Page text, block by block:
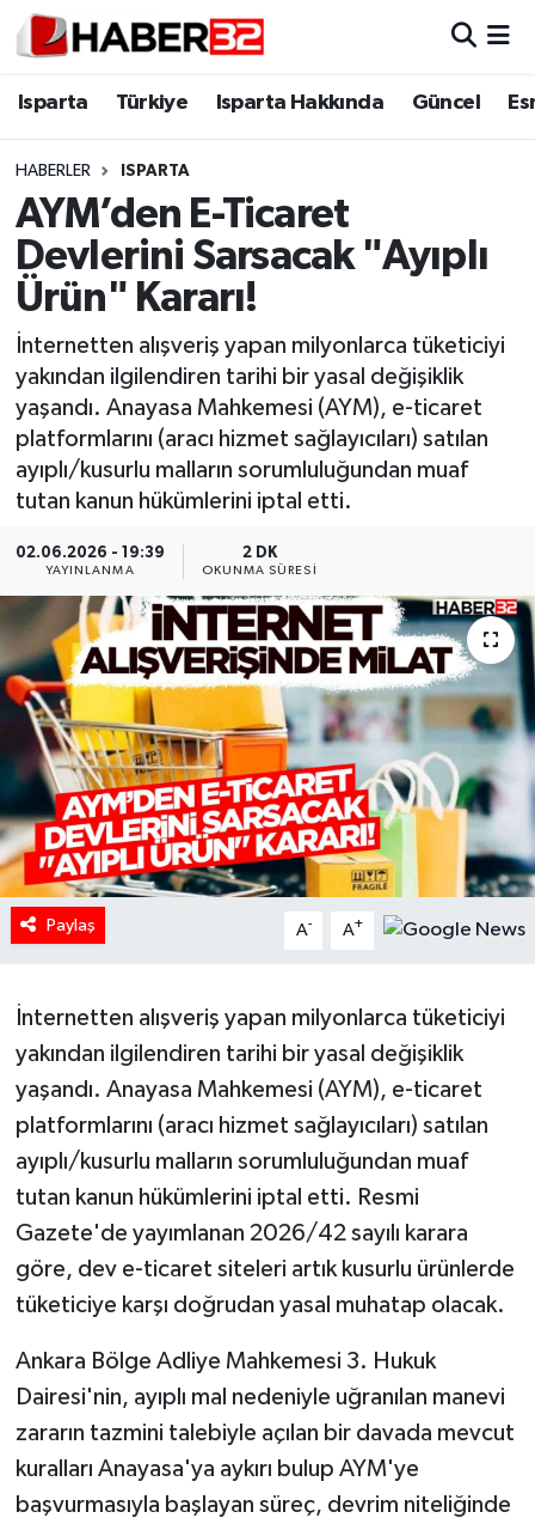
Isparta Türkiye Isparta Hakkında Güncel
HABERLER ISPARTA
AYM’den E-Ticaret
Devlerini Sarsacak "Ayıplı
Ürün" Kararı!
İnternetten alışveriş yapan milyonlarca tüketiciyi
yakından ilgilendiren tarihi bir yasal değişiklik
yaşandı. Anayasa Mahkemesi (AYM), e-ticaret
platformlarını (aracı hizmet sağlayıcıları) satılan
ayıplı/kusurlu malların sorumluluğundan muaf
tutan kanun hükümlerini iptal etti.
02.06.2026 - 19:39
YAYINLANMA
2 DK
OKUNMA SÜRESI
Paylaş A- A+
İnternetten alışveriş yapan milyonlarca tüketiciyi
yakından ilgilendiren tarihi bir yasal değişiklik
yaşandı. Anayasa Mahkemesi (AYM), e-ticaret
platformlarını (aracı hizmet sağlayıcıları) satılan
ayıplı/kusurlu malların sorumluluğundan muaf
tutan kanun hükümlerini iptal etti. Resmi
Gazete'de yayımlanan 2026/42 sayılı karara
göre, dev e-ticaret siteleri artık kusurlu ürünlerde
tüketiciye karşı doğrudan yasal muhatap olacak.
Ankara Bölge Adliye Mahkemesi 3. Hukuk
Dairesi'nin, ayıplı mal nedeniyle uğranılan manevi
zararın tazmini talebiyle açılan bir davada mevcut
kuralları Anayasa'ya aykırı bulup AYM'ye
başvurmasıyla başlayan süreç, devrim niteliğinde
Isparta
Esnaf Diyor ki;
ASAYİŞ
BİLİM VE TEKNOLOJİ
EĞİTİM
GENEL
HABERDE İNSAN
İlginç
KÜLTÜR SANAT
MAGAZİN
Oyun
POLİTİKA
RESMİ İLANLAR
SAĞLIK
Spor
Tarihi Yapılarımız
Teknoloji
Türkiye
Yerel
İletişim
Künye
Isparta Nöbetçi Eczaneler
Isparta Trafik Yoğunluk Haritası
Süper Lig Puan Durumu ve Fikstür
Tüm Manşetler
Son Dakika Haberleri
Haber Arşivi